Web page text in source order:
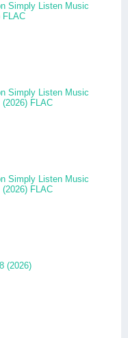
Simply Listen Music
FLAC
Simply Listen Music
FLAC
Simply Listen Music
FLAC
(2026)